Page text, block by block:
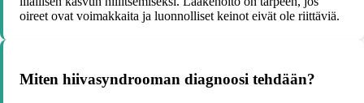
oireet ovat voimakkaita ja luonnolliset keinot eivät ole riittäviä.
Miten hiivasyndrooman diagnoosi tehdään?